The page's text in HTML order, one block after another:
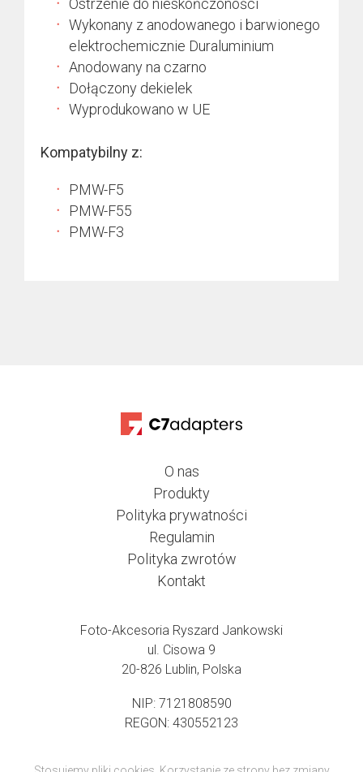
Ostrzenie do nieskończoności
Wykonany z anodowanego i barwionego
elektrochemicznie Duraluminium
Anodowany na czarno
Dołączony dekielek
Wyprodukowano w UE
Kompatybilny z:
PMW-F5
PMW-F55
PMW-F3
O nas
Produkty
Polityka prywatności
Regulamin
Polityka zwrotów
Kontakt
Foto-Akcesoria Ryszard Jankowski
ul. Cisowa 9
20-826 Lublin, Polska
NIP: 7121808590
REGON: 430552123